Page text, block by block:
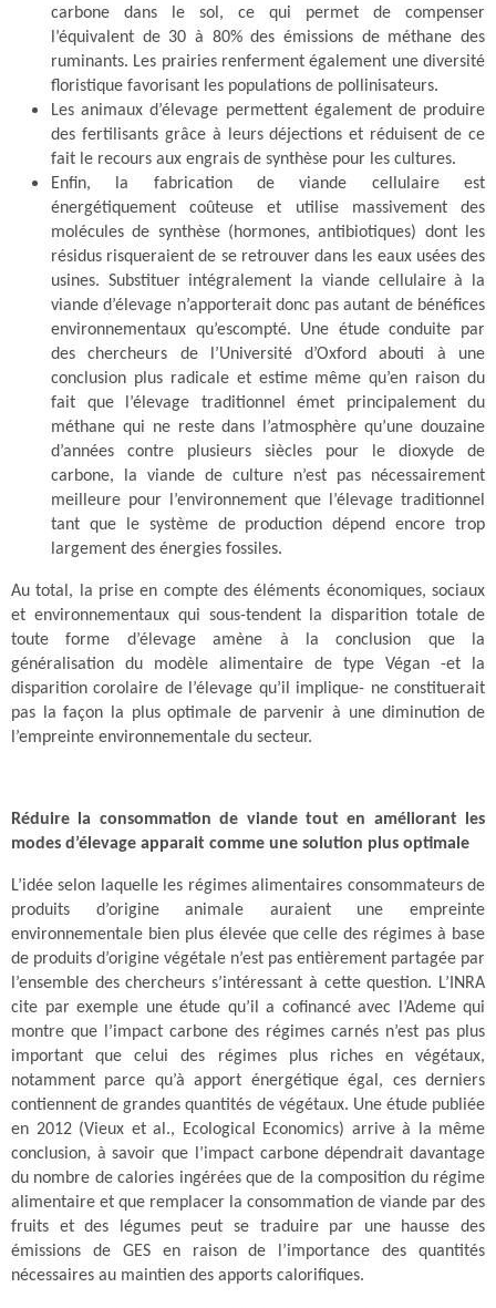
carbone dans le sol, ce qui permet de compenser
l’équivalent de 30 à 80% des émissions de méthane des
ruminants. Les prairies renferment également une diversité
floristique favorisant les populations de pollinisateurs.
Les animaux d’élevage permettent également de produire
des fertilisants grâce à leurs déjections et réduisent de ce
fait le recours aux engrais de synthèse pour les cultures.
Enfin, la fabrication de viande cellulaire est
énergétiquement coûteuse et utilise massivement des
molécules de synthèse (hormones, antibiotiques) dont les
résidus risqueraient de se retrouver dans les eaux usées des
usines. Substituer intégralement la viande cellulaire à la
viande d’élevage n’apporterait donc pas autant de bénéfices
environnementaux qu’escompté. Une étude conduite par
des chercheurs de l’Université d’Oxford abouti à une
conclusion plus radicale et estime même qu’en raison du
fait que l’élevage traditionnel émet principalement du
méthane qui ne reste dans l’atmosphère qu’une douzaine
d’années contre plusieurs siècles pour le dioxyde de
carbone, la viande de culture n’est pas nécessairement
meilleure pour l’environnement que l’élevage traditionnel
tant que le système de production dépend encore trop
largement des énergies fossiles.
Au total, la prise en compte des éléments économiques, sociaux
et environnementaux qui sous-tendent la disparition totale de
toute forme d’élevage amène à la conclusion que la
généralisation du modèle alimentaire de type Végan -et la
disparition corolaire de l’élevage qu’il implique- ne constituerait
pas la façon la plus optimale de parvenir à une diminution de
l’empreinte environnementale du secteur.
Réduire la consommation de viande tout en améliorant les
modes d’élevage apparait comme une solution plus optimale
L’idée selon laquelle les régimes alimentaires consommateurs de
produits d’origine animale auraient une empreinte
environnementale bien plus élevée que celle des régimes à base
de produits d’origine végétale n’est pas entièrement partagée par
l’ensemble des chercheurs s’intéressant à cette question. L’INRA
cite par exemple une étude qu’il a cofinancé avec l’Ademe qui
montre que l’impact carbone des régimes carnés n’est pas plus
important que celui des régimes plus riches en végétaux,
notamment parce qu’à apport énergétique égal, ces derniers
contiennent de grandes quantités de végétaux. Une étude publiée
en 2012 (Vieux et al., Ecological Economics) arrive à la même
conclusion, à savoir que l’impact carbone dépendrait davantage
du nombre de calories ingérées que de la composition du régime
alimentaire et que remplacer la consommation de viande par des
fruits et des légumes peut se traduire par une hausse des
émissions de GES en raison de l’importance des quantités
nécessaires au maintien des apports calorifiques.